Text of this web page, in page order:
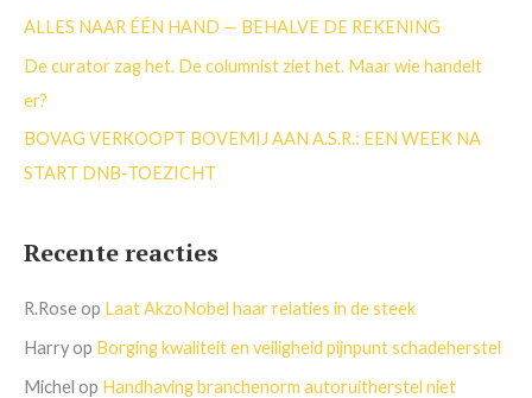
r
ALLES NAAR ÉÉN HAND — BEHALVE DE REKENING
De curator zag het. De columnist ziet het. Maar wie handelt
er?
BOVAG VERKOOPT BOVEMIJ AAN A.S.R.: EEN WEEK NA
START DNB-TOEZICHT
Recente reacties
R.Roseop Laat AkzoNobel haar relaties in de steek
Harryop Borging kwaliteit en veiligheid pijnpunt schadeherstel
Michel op Handhaving branchenorm autoruitherstel niet